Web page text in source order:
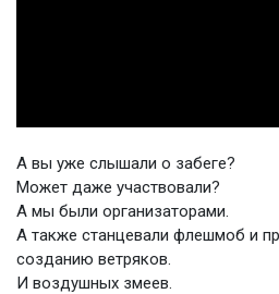
А вы уже слышали о забеге?
Может даже участвовали?
А мы были организаторами.
А также станцевали флешмоб и
созданию ветряков.
И воздушных змеев.